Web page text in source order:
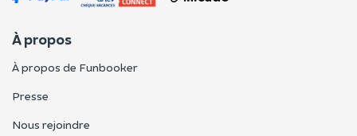
À propos
À propos de Funbooker
Presse
Nous rejoindre